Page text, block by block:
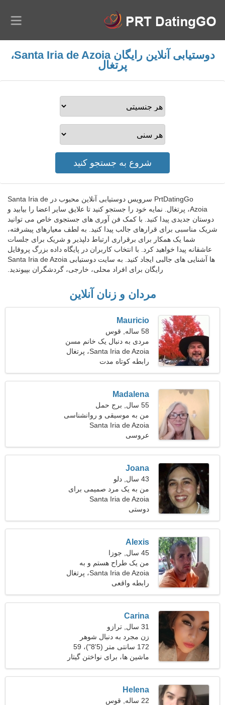
دوستیابی آنلاین رایگان Santa Iria de Azoia،
پرتغال
PrtDatingGo سرویس دوستیابی آنلاین محبوب در Santa Iria de
Azoia، پرتغال. نمایه خود را جستجو کنید تا علایق سایر اعضا را بیابید و
دوستان جدیدی پیدا کنید. با کمک فن آوری های جستجوی خاص می توانید
شریک مناسبی برای قرارهای جالب پیدا کنید. به لطف معیارهای پیشرفته،
شما یک همکار برای برقراری ارتباط دلپذیر و شریک برای جلسات
عاشقانه پیدا خواهید کرد. با انتخاب کاربران در پایگاه داده بزرگ پروفایل
ها آشنایی های جالبی ایجاد کنید. به سایت دوستیابی Santa Iria de Azoia
رایگان برای افراد محلی، خارجی، گردشگران بپیوندید.
مردان و زنان آنلاین
Mauricio
58 ساله, قوس
مردی به دنبال یک خانم مسن
Santa Iria de Azoia، پرتغال
رابطه کوتاه مدت
Madalena
55 سال, برج حمل
من به موسیقی و روانشناسی
علاقه دارم
Santa Iria de Azoia
عروسی
Joana
43 سال, دلو
من به یک مرد صمیمی برای
رقصیدن نیاز دارم
Santa Iria de Azoia
دوستی
Alexis
45 سال, جوزا
من یک طراح هستم و به
دنبال یک زن زیبا هستم
Santa Iria de Azoia، پرتغال
رابطه واقعی
Carina
31 سال, ترازو
زن مجرد به دنبال شوهر
172 سانتی متر (5'8")، 59
کیلوگرم (130 پوند)
ماشین ها، برای نواختن گیتار
Helena
22 ساله, قوس